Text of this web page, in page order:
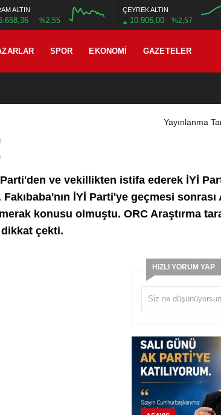
ALTIN
%2,55
ÇEYREK ALTIN
10.906,00 %2,57
SPOR EKONOMI GAZETELER
Yayınlanma
ve vekillikten istifa ederek İYİ
İYİ Parti'ye geçmesi
konusu olmuştu. ORC Araştırma
çekti.
HIZLI YORUM YAP